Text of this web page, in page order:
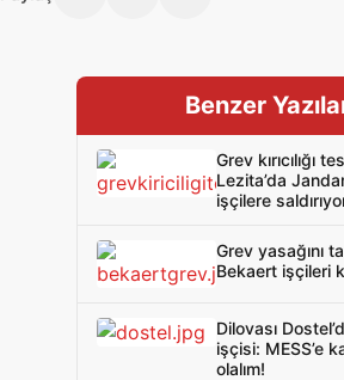
Benzer
Grev kırıcılığı
Lezita’da
işçilere
Grev yasağını
Bekaert işçileri
Dilovası
işçisi: MESS’e
olalım!